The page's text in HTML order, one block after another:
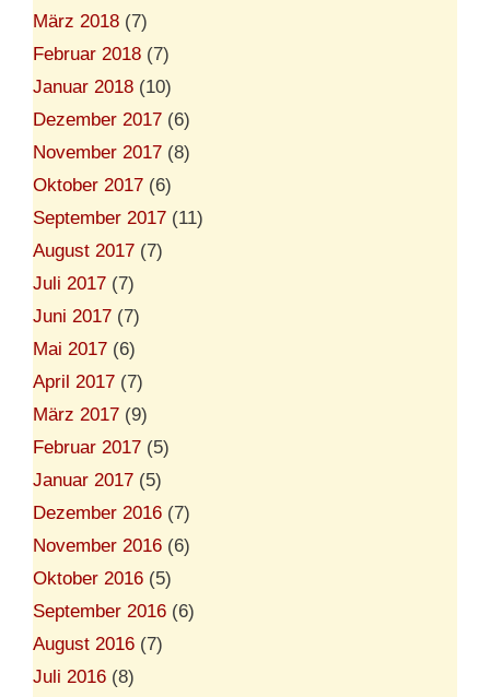
März 2018 (7)
Februar 2018 (7)
Januar 2018 (10)
Dezember 2017 (6)
November 2017 (8)
Oktober 2017 (6)
September 2017 (11)
August 2017 (7)
Juli 2017 (7)
Juni 2017 (7)
Mai 2017 (6)
April 2017 (7)
März 2017 (9)
Februar 2017 (5)
Januar 2017 (5)
Dezember 2016 (7)
November 2016 (6)
Oktober 2016 (5)
September 2016 (6)
August 2016 (7)
Juli 2016 (8)